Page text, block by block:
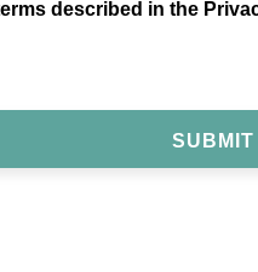
described in the